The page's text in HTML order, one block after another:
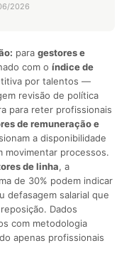
2026
para gestores e
com o índice de
por talentos —
revisão de política
para reter profissionais
de remuneração e
a disponibilidade
movimentar processos.
de linha, a
de 30% podem indicar
defasagem salarial que
Dados
com metodologia
apenas profissionais